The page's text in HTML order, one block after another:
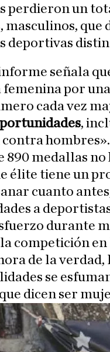
perdieron un
masculinos, que
deportivas
señala
por
cada vez
,
hombres».
890 medallas
élite tiene un
cuanto
a
durante
competición en
de la
se
dicen ser